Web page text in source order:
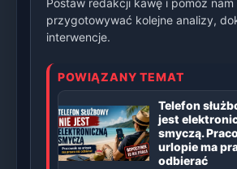
Postaw redakcji kawę i pomóż nam
przygotowywać kolejne analizy,
interwencje.
POWIĄZANY TEMAT
Telefon
jest
smyczą.
urlopie ma
odbierać